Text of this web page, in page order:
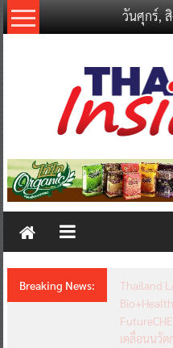
Skip
to
วันศุกร์,
Thailand
New
Breaking News:
Thailand
เคลื่อนนวั